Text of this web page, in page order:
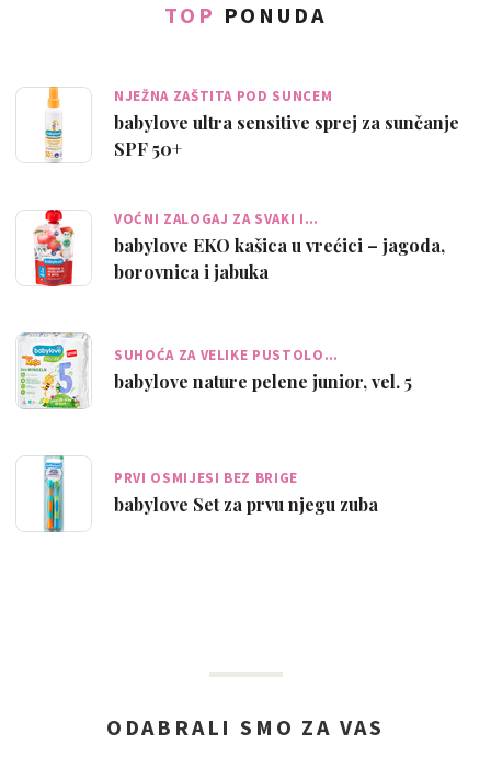
TOP PONUDA
NJEŽNA ZAŠTITA POD SUNCEM
babylove ultra sensitive sprej za sunčanje
SPF 50+
VOĆNI ZALOGAJ ZA SVAKI I…
babylove EKO kašica u vrećici – jagoda,
borovnica i jabuka
SUHOĆA ZA VELIKE PUSTOLO…
babylove nature pelene junior, vel. 5
PRVI OSMIJESI BEZ BRIGE
babylove Set za prvu njegu zuba